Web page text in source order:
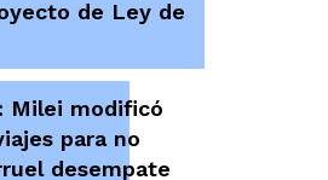
de Ley de
Milei modificó
para no
desempate